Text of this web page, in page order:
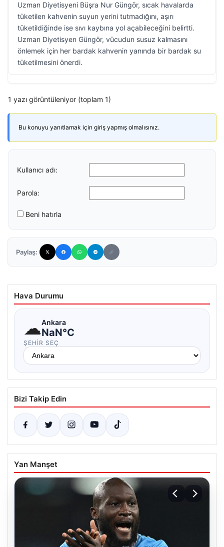
Uzman Diyetisyeni Büşra Nur Güngör, sıcak havalarda
tüketilen kahvenin suyun yerini tutmadığını, aşırı
tüketildiğinde ise sıvı kaybına yol açabileceğini belirtti.
Uzman Diyetisyen Güngör, vücudun susuz kalmasını
önlemek için her bardak kahvenin yanında bir bardak su
tüketilmesini önerdi.
1 yazı görüntüleniyor (toplam 1)
Bu konuyu yanıtlamak için giriş yapmış olmalısınız.
Kullanıcı adı:
Parola:
Beni hatırla
Paylaş:
Hava Durumu
☁Ankara
NaN°C
ŞEHIR SEÇ
Bizi Takip Edin
Yan Manşet